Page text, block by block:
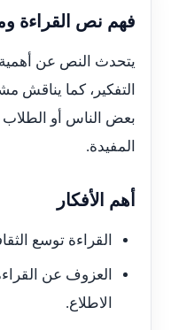
فهم نص القراءة
يتحدث النص عن أهمية
التفكير، كما يناقش
بعض الناس أو
المفيدة.
أهم الأفكار
القراءة توسع
العزوف عن
الاطلاع.